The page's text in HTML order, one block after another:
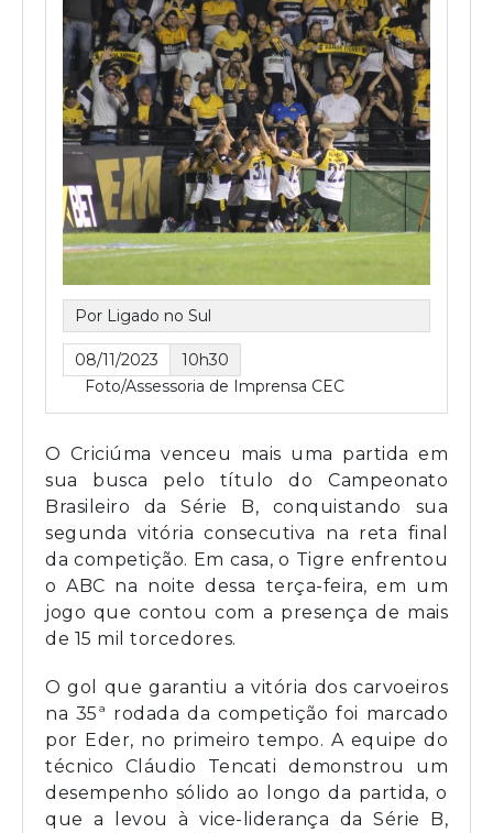
Por Ligado no Sul
08/11/2023
10h30
Foto/Assessoria de Imprensa CEC
O Criciúma venceu mais uma partida em
sua busca pelo título do Campeonato
Brasileiro da Série B, conquistando sua
segunda vitória consecutiva na reta final
da competição. Em casa, o Tigre enfrentou
o ABC na noite dessa terça-feira, em um
jogo que contou com a presença de mais
de 15 mil torcedores.
O gol que garantiu a vitória dos carvoeiros
na 35ª rodada da competição foi marcado
por Eder, no primeiro tempo. A equipe do
técnico Cláudio Tencati demonstrou um
desempenho sólido ao longo da partida, o
que a levou à vice-liderança da Série B,